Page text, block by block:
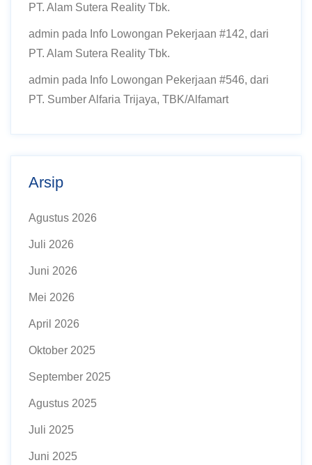
PT. Alam Sutera Reality Tbk.
admin pada Info Lowongan Pekerjaan #142, dari
PT. Alam Sutera Reality Tbk.
admin pada Info Lowongan Pekerjaan #546, dari
PT. Sumber Alfaria Trijaya, TBK/Alfamart
Arsip
Agustus 2026
Juli 2026
Juni 2026
Mei 2026
April 2026
Oktober 2025
September 2025
Agustus 2025
Juli 2025
Juni 2025